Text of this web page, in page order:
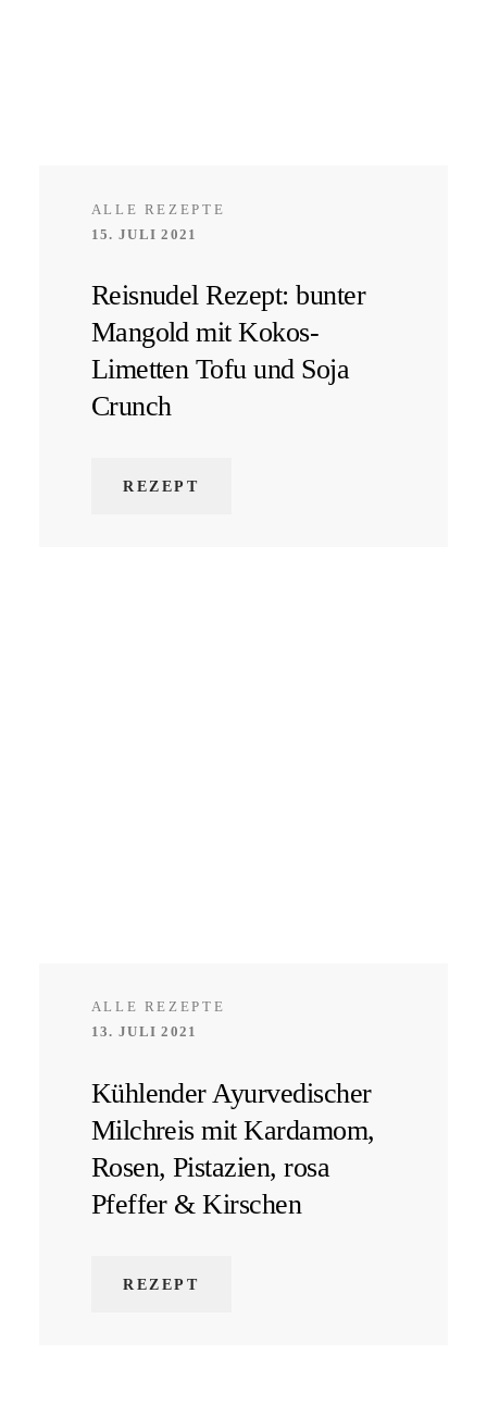
ALLE REZEPTE
15. JULI 2021
Reisnudel Rezept: bunter
Mangold mit Kokos-
Limetten Tofu und Soja
Crunch
REZEPT
ALLE REZEPTE
13. JULI 2021
Kühlender Ayurvedischer
Milchreis mit Kardamom,
Rosen, Pistazien, rosa
Pfeffer & Kirschen
REZEPT